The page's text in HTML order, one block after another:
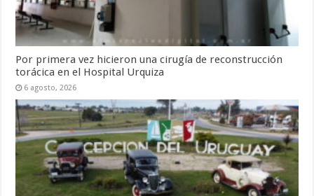
Por primera vez hicieron una cirugía de reconstrucción
torácica en el Hospital Urquiza
6 agosto, 2026